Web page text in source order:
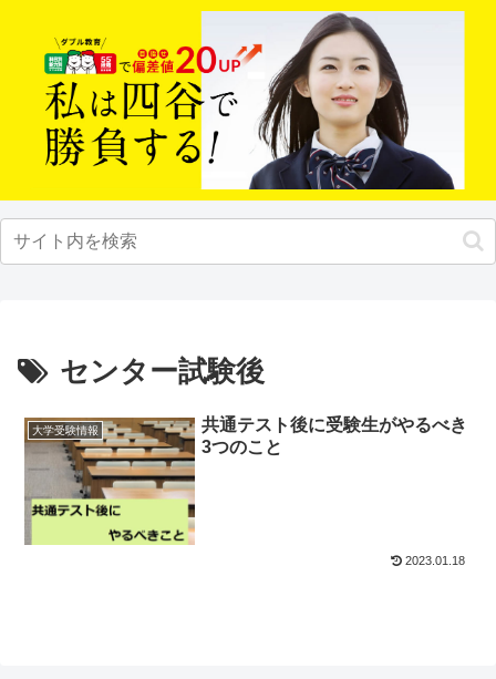
センター試験後
大学受験情報
共通テスト後に受験生がやるべき
3つのこと
2023.01.18